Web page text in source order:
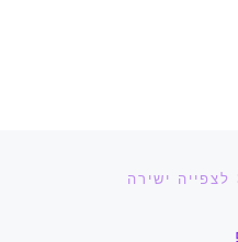
חזרה לרשימת הפוסטים